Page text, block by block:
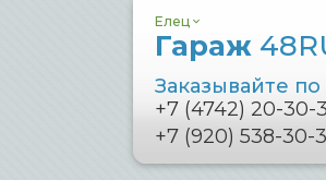
Елец
Гараж
Заказывайте
+7 (4742) 20-30-
+7 (920) 538-30-